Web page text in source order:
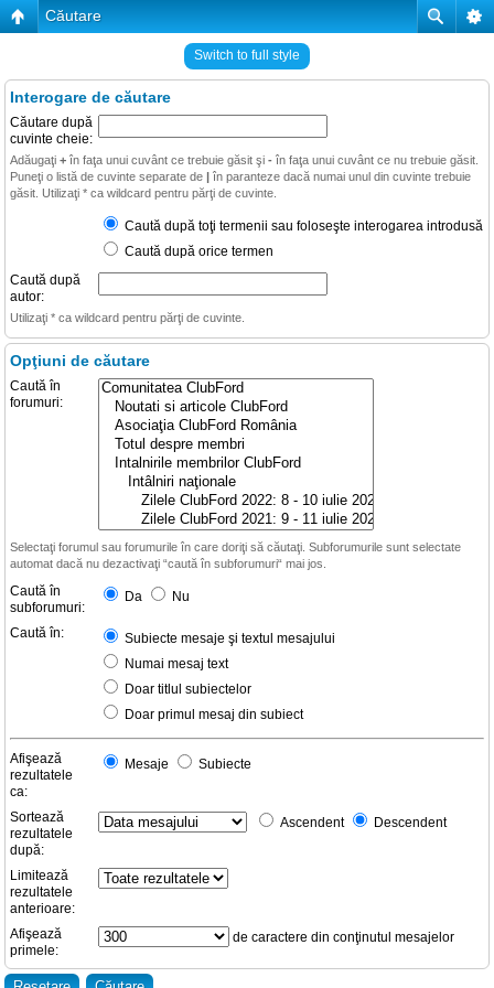
Căutare
Switch to full style
Interogare de căutare
Căutare după
cuvinte cheie:
Adăugaţi + în faţa unui cuvânt ce trebuie găsit şi - în faţa unui cuvânt ce nu trebuie găsit.
Puneţi o listă de cuvinte separate de | în paranteze dacă numai unul din cuvinte trebuie
găsit. Utilizaţi * ca wildcard pentru părţi de cuvinte.
Caută după toţi termenii sau foloseşte interogarea introdusă
Caută după orice termen
Caută după
autor:
Utilizaţi * ca wildcard pentru părţi de cuvinte.
Opţiuni de căutare
Caută în
forumuri:
Selectaţi forumul sau forumurile în care doriţi să căutaţi. Subforumurile sunt selectate
automat dacă nu dezactivaţi “caută în subforumuri“ mai jos.
Caută în
subforumuri:
Da Nu
Caută în:
Subiecte mesaje şi textul mesajului
Numai mesaj text
Doar titlul subiectelor
Doar primul mesaj din subiect
Afişează
rezultatele
ca:
Mesaje Subiecte
Sortează
rezultatele
după:
Ascendent Descendent
Limitează
rezultatele
anterioare:
Afişează
primele:
de caractere din conţinutul mesajelor